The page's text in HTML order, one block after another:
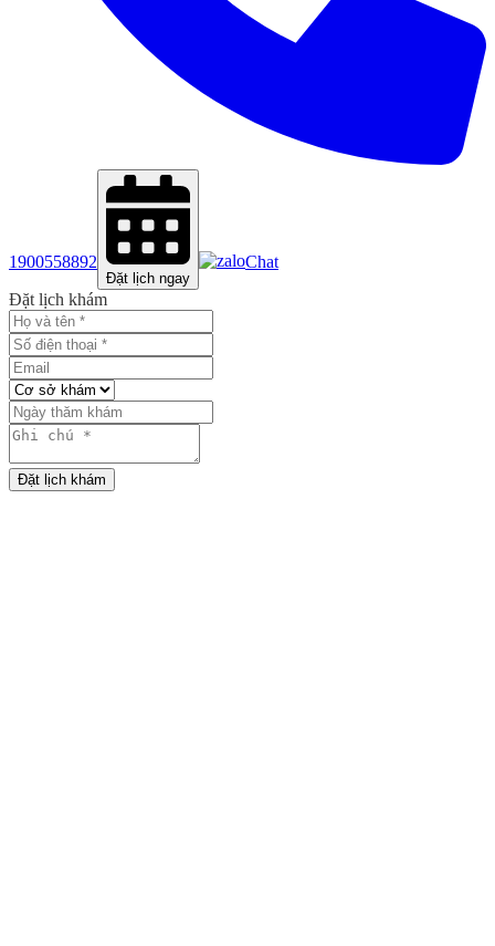
1900558892
Đặt lịch ngay
Chat
Đặt lịch khám
Đặt lịch khám